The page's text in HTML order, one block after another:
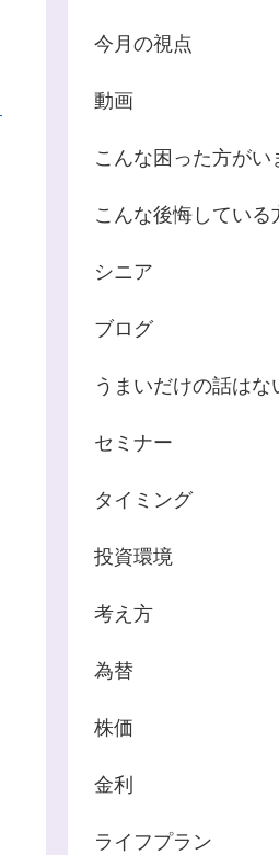
今月の視点
動画
こんな困った方がい
こんな後悔している
シニア
ブログ
うまいだけの話はな
セミナー
タイミング
投資環境
考え方
為替
株価
金利
ライフプラン